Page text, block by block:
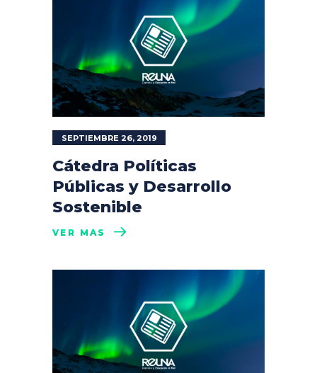
SEPTIEMBRE 26, 2019
Cátedra Políticas
Públicas y Desarrollo
Sostenible
VER MÁS